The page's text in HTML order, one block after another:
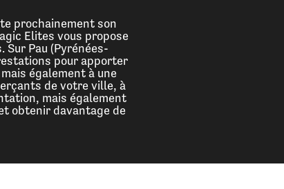
prochainement son
Elites vous propose
Pau (Pyrénées-
pour apporter
également à une
de votre ville, à
mais également
obtenir davantage de